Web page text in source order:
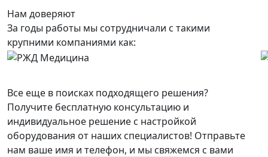
Нам доверяют
За годы работы мы сотрудничали с такими
крупними компаниями как:
Все еще в поисках подходящего решения?
Получите бесплатную консультацию и
индивидуальное решение с настройкой
оборудования от наших специалистов! Отправьте
нам ваше имя и телефон, и мы свяжемся с вами